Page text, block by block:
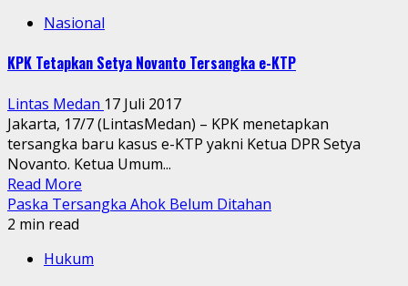
Nasional
KPK Tetapkan Setya Novanto Tersangka e-KTP
Lintas Medan 17 Juli 2017
Jakarta, 17/7 (LintasMedan) – KPK menetapkan
tersangka baru kasus e-KTP yakni Ketua DPR Setya
Novanto. Ketua Umum...
Read More
Paska Tersangka Ahok Belum Ditahan
2 min read
Hukum